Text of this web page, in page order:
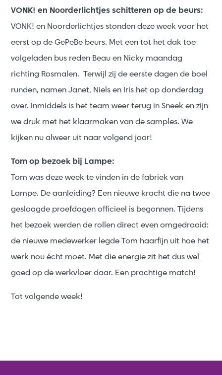
VONK! en Noorderlichtjes schitteren op de beurs:
VONK! en Noorderlichtjes stonden deze week voor het
eerst op de GePeBe beurs. Met een tot het dak toe
volgeladen bus reden Beau en Nicky maandag
richting Rosmalen. Terwijl zij de eerste dagen de boel
runden, namen Janet, Niels en Iris het op donderdag
over. Inmiddels is het team weer terug in Sneek en zijn
we druk met het klaarmaken van de samples. We
kijken nu alweer uit naar volgend jaar!
Tom op bezoek bij Lampe:
Tom was deze week te vinden in de fabriek van
Lampe. De aanleiding? Een nieuwe kracht die na twee
geslaagde proefdagen officieel is begonnen. Tijdens
het bezoek werden de rollen direct even omgedraaid:
de nieuwe medewerker legde Tom haarfijn uit hoe het
werk nou écht moet. Met die energie zit het dus wel
goed op de werkvloer daar. Een prachtige match!
Tot volgende week!